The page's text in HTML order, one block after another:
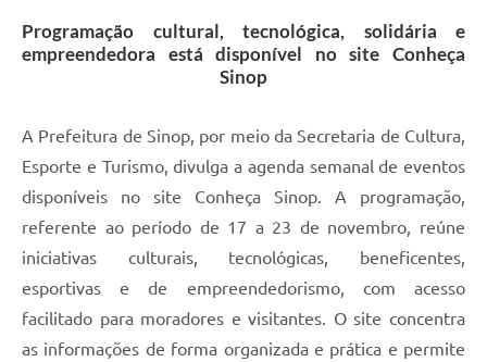
Programação cultural, tecnológica, solidária e
empreendedora está disponível no site Conheça
Sinop
A Prefeitura de Sinop, por meio da Secretaria de Cultura,
Esporte e Turismo, divulga a agenda semanal de eventos
disponíveis no site Conheça Sinop. A programação,
referente ao período de 17 a 23 de novembro, reúne
iniciativas culturais, tecnológicas, beneficentes,
esportivas e de empreendedorismo, com acesso
facilitado para moradores e visitantes. O site concentra
as informações de forma organizada e prática e permite